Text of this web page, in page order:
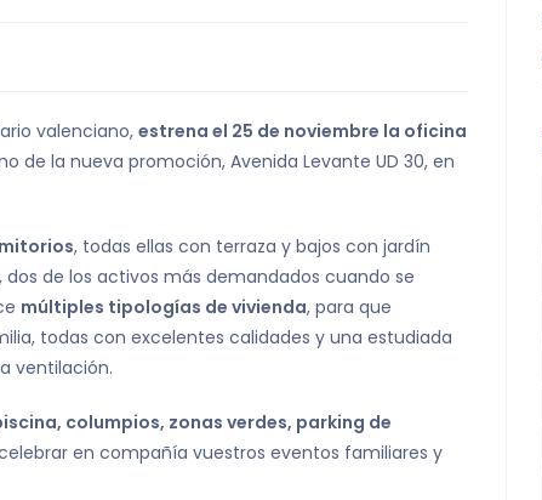
valenciano, estrena el 25 de noviembre la oficina
de la nueva promoción, Avenida Levante UD 30, en
, todas ellas con terraza y bajos con jardín
de los activos más demandados cuando se
múltiples tipologías de vivienda, para que
todas con excelentes calidades y una estudiada
ventilación.
columpios, zonas verdes, parking de
en compañía vuestros eventos familiares y